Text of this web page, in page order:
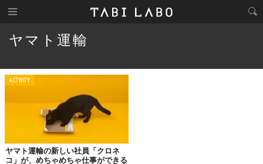
ヤマト運輸
ACTIVITY
ヤマト運輸の新しい社員「クロネ
コ」が、めちゃめちゃ仕事ができる